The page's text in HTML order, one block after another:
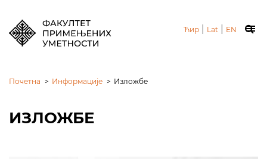
Ћир Lat EN
Почетна > Информације > Изложбе
ИЗЛОЖБЕ